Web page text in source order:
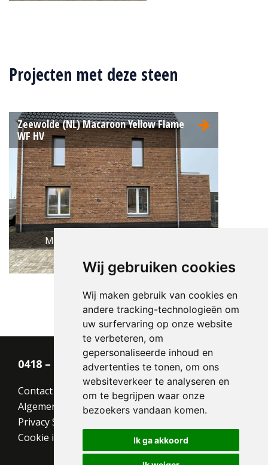
Wij gebruiken cookies
Wij maken gebruik van cookies en
andere tracking-technologieën om
uw surfervaring op onze website
te verbeteren, om
gepersonaliseerde inhoud en
advertenties te tonen, om ons
websiteverkeer te analyseren en
om te begrijpen waar onze
bezoekers vandaan komen.
Ik ga akkoord
210x100x50
Structuur:
Genuanceerd
Projecten met deze steen
Zeewolde (NL) Macaroon Yellow Flame
WF HV
Macaroon Yellow Flame HV WF
0418 – 55 22 21
Contact
Algemene voorwaarden
Privacy Statement
Cookie instellingen